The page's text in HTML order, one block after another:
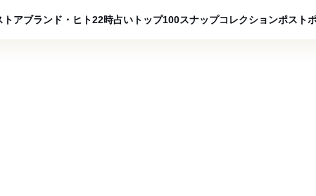
トアブランド・ヒト22時占い トップ100スナップコレクションポスト